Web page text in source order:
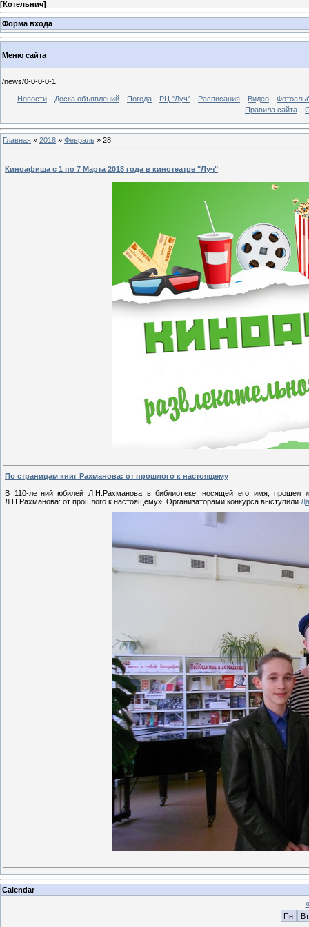
[Котельнич]
Форма входа
Меню сайта
/news/0-0-0-0-1
Новости Доска объявлений Погода РЦ "Луч" Расписания Видео
Правила сайта
Главная » 2018 » Февраль » 28
Киноафиша c 1 по 7 Марта 2018 года в кинотеатре "Луч"
По страницам книг Рахманова: от прошлого к настоящему
В 110-летний юбилей Л.Н.Рахманова в библиотеке, носящей его имя, прошел
Л.Н.Рахманова: от прошлого к настоящему». Организаторами конкурса выступили
Calendar
«
Пн
Вт